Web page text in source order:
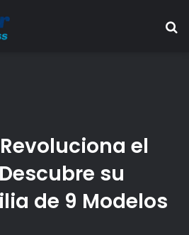
el
su
de 9 Modelos